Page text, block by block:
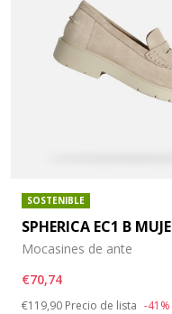
SOSTENIBLE
SPHERICA EC1 B
Mocasines de ante
€70,74
Price reduced from
€119,90 to
Precio de lista -41%